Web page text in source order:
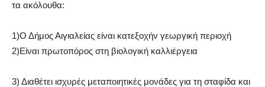
τα ακόλουθα:
1)Ο Δήμος Αιγιαλείας είναι κατεξοχήν γεωργική περιοχή
2)Είναι πρωτοπόρος στη βιολογική καλλιέργεια
3) Διαθέτει ισχυρές μεταποιητικές μονάδες για τη σταφίδα και